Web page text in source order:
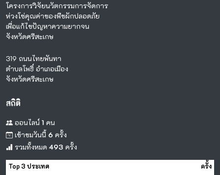
โครงการวิจัยนวัตกรรมการจัดการ
ห่วงโซ่คุณค่าของพืชผักปลอดภัย
เพื่อแก้ไขปัญหาความยากจน
จังหวัดศรีสะเกษ
319 ถนนไทยพันทา
ตำบลโพธิ์ อำเภอเมือง
จังหวัดศรีสะเกษ
สถิติ
ออนไลน์ 1 คน
เข้าชมวันนี้ 6 ครั้ง
รวมทั้งหมด 493 ครั้ง
Top 3 ประเทศ
ครั้ง